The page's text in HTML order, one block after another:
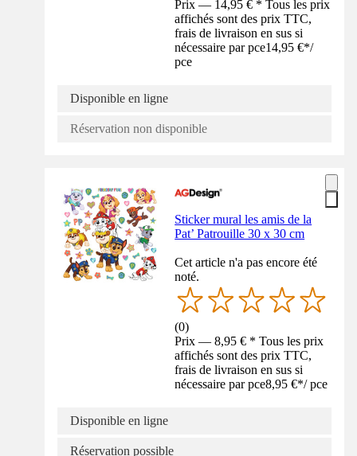
Prix — 14,95 € * Tous les prix
affichés sont des prix TTC,
frais de livraison en sus si
nécessaire par pce14,95 €*/
pce
Disponible en ligne
Réservation non disponible
Sticker mural les amis de la
Pat’ Patrouille 30 x 30 cm
Cet article n'a pas encore été
noté.
(0)
Prix — 8,95 € * Tous les prix
affichés sont des prix TTC,
frais de livraison en sus si
nécessaire par pce8,95 €*/ pce
Disponible en ligne
Réservation possible